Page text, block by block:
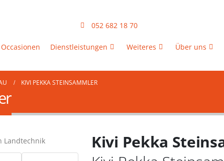
052 682 18 70
Occasionen Dienstleistungen Weiteres Über uns
KIVI PEKKA STEINSAMMLER
Kivi Pekka